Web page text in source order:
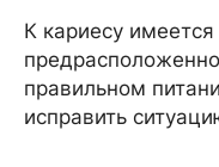
К кариесу имеется
правильном
исправить